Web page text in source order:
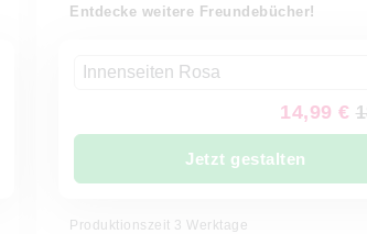
Entdecke weitere Freundebücher!
Innenseiten Rosa
14,99 €
Jetzt gestalten
Produktionszeit 3 Werktage